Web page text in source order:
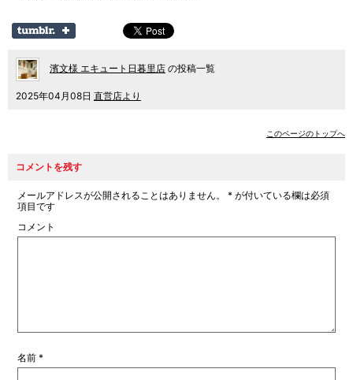
濱文様 エキュート日暮里店 の投稿一覧
2025年04月08日 直営店より
このページのトップへ
コメントを残す
メールアドレスが公開されることはありません。 * が付いている欄は必須
項目です
コメント
名前 *